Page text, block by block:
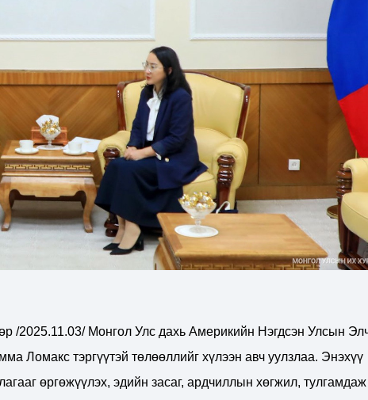
/2025.11.03/ Монгол Улс дахь Америкийн Нэгдсэн Улсын
Ломакс тэргүүтэй төлөөллийг хүлээн авч уулзлаа. Энэхүү
өргөжүүлэх, эдийн засаг, ардчиллын хөгжил, тулгамдаж